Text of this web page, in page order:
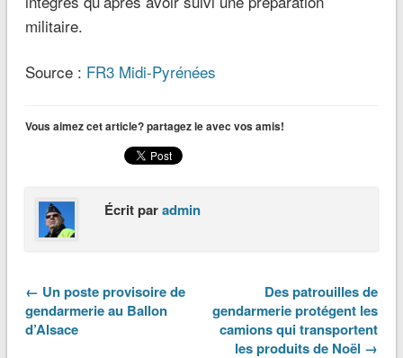
militaire.
Source : FR3 Midi-Pyrénées
Vous aimez cet article? partagez le avec vos amis!
Écrit paradmin
← Un poste provisoire de
gendarmerie au Ballon
d’Alsace
Des patrouilles de
gendarmerie protégent les
camions qui transportent
les produits de Noël →